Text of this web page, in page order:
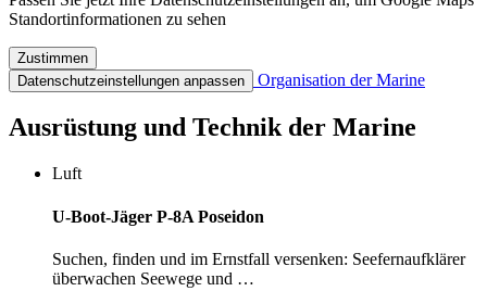
Standortinformationen zu sehen
Zustimmen
Datenschutzeinstellungen anpassen
Organisation der Marine
Ausrüstung und Technik der Marine
Luft
U-Boot-Jäger P-8A Poseidon
Suchen, finden und im Ernstfall versenken: Seefernaufklärer
überwachen Seewege und …